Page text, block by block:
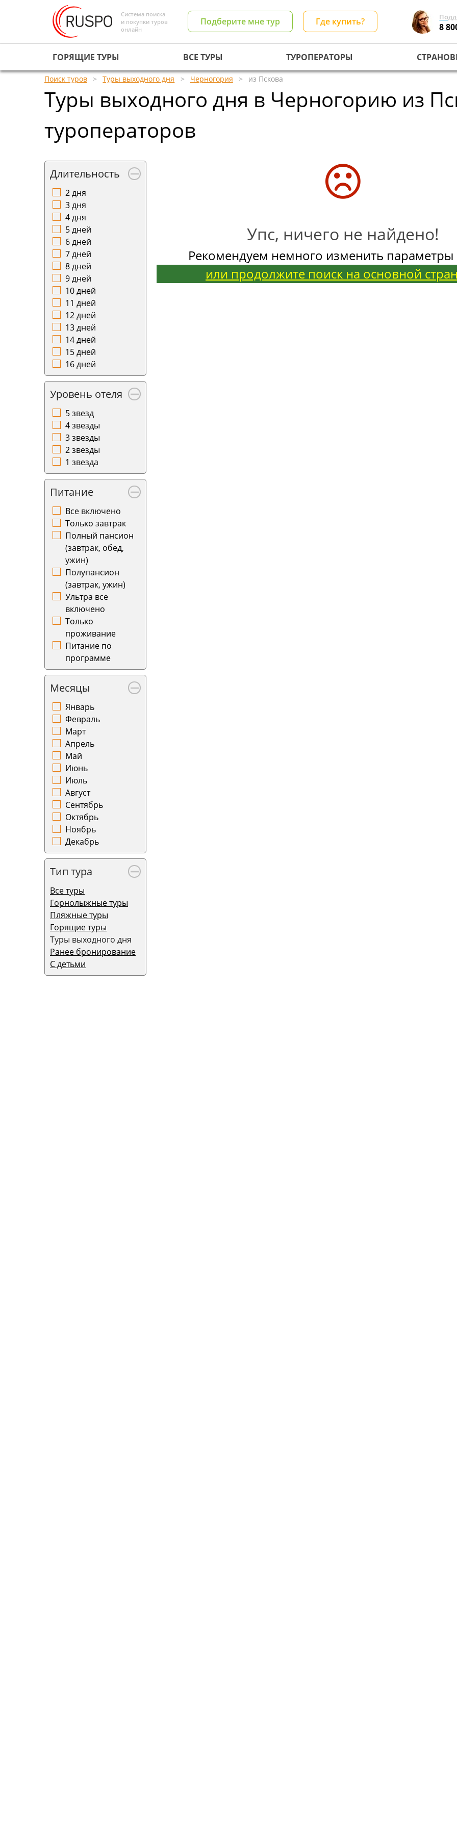
Система поиска
и покупки туров
онлайн
Подберите мне тур Где купить? 8
ГОРЯЩИЕ ТУРЫ ВСЕ ТУРЫ ТУРОПЕРАТОРЫ
Поиск туров Туры выходного дня Черногория из Пскова
Туры выходного дня в Черногорию из
туроператоров
Длительность
2 дня
3 дня
4 дня
5 дней
6 дней
7 дней
8 дней
9 дней
10 дней
11 дней
12 дней
13 дней
14 дней
15 дней
16 дней
Уровень отеля
5 звезд
4 звезды
3 звезды
2 звезды
1 звезда
Питание
Все включено
Только завтрак
Полный пансион
(завтрак, обед,
ужин)
Полупансион
(завтрак, ужин)
Ультра все
включено
Только
проживание
Питание по
программе
Месяцы
Январь
Февраль
Март
Апрель
Май
Июнь
Июль
Август
Сентябрь
Октябрь
Ноябрь
Декабрь
Тип тура
Все туры
Горнолыжные туры
Пляжные туры
Горящие туры
Туры выходного дня
Ранее бронирование
С детьми
Упс, ничего не найдено!
Рекомендуем немного изменить параметры
или продолжите поиск на основной